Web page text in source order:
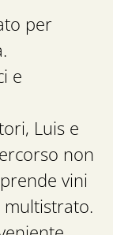
per
e
Luis e
non
vini